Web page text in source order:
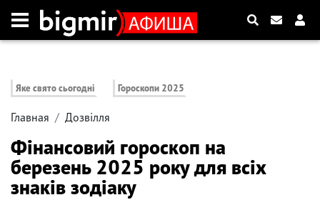
Яке свято сьогодні Гороскопи 2025
Главная Дозвілля
Фінансовий гороскоп на
березень 2025 року для всіх
знаків зодіаку